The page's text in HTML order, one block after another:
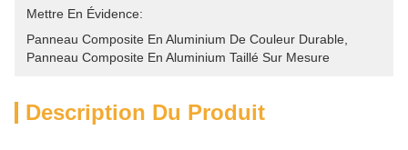
Mettre En Évidence:
Panneau Composite En Aluminium De Couleur Durable
Panneau Composite En Aluminium Taillé Sur Mesure
Description Du Produit